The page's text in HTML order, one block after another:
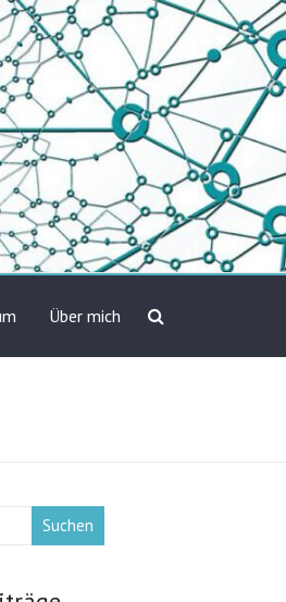
Über mich
Suchen